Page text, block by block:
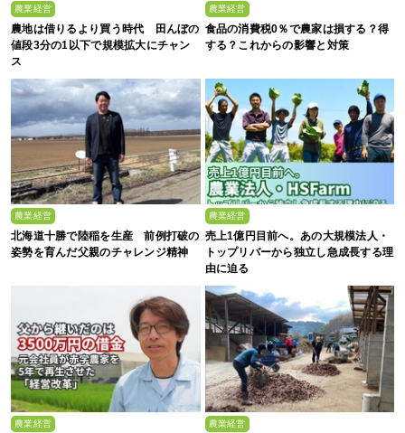
農業経営
農地は借りるより買う時代 田んぼの
値段3分の1以下で規模拡大にチャン
ス
農業経営
食品の消費税0％で農家は損する？得
する？これからの影響と対策
農業経営
北海道十勝で陸稲を生産 前例打破の
姿勢を育んだ父親のチャレンジ精神
農業経営
売上1億円目前へ。あの大規模法人・
トップリバーから独立し急成長する理
由に迫る
農業経営 農業経営